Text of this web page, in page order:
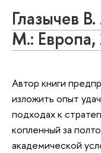
Глазычев
М.: Европа,
Автор книги
изложить опыт
подходах к
копленный за
академической